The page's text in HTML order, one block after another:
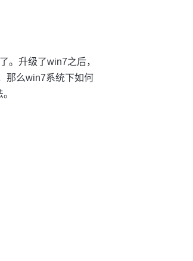
。升级了win7之后，
那么win7系统下如何